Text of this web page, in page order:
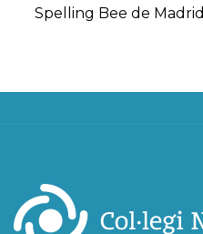
Spelling Bee de Madrid